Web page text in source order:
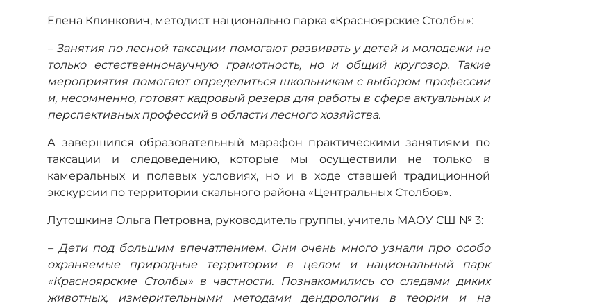
Елена Клинкович, методист национально парка «Красноярские Столбы»:
– Занятия по лесной таксации помогают развивать у детей и молодежи не
только естественнонаучную грамотность, но и общий кругозор. Такие
мероприятия помогают определиться школьникам с выбором профессии
и, несомненно, готовят кадровый резерв для работы в сфере актуальных и
перспективных профессий в области лесного хозяйства.
А завершился образовательный марафон практическими занятиями по
таксации и следоведению, которые мы осуществили не только в
камеральных и полевых условиях, но и в ходе ставшей традиционной
экскурсии по территории скального района «Центральных Столбов».
Лутошкина Ольга Петровна, руководитель группы, учитель МАОУ СШ № 3:
– Дети под большим впечатлением. Они очень много узнали про особо
охраняемые природные территории в целом и национальный парк
«Красноярские Столбы» в частности. Познакомились со следами диких
животных, измерительными методами дендрологии в теории и на